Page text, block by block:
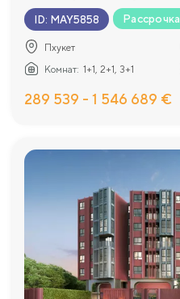
ID: MAY5858 Рассрочка
Пхукет
Комнат: 1+1, 2+1, 3+1
289 539 - 1 546 689 €